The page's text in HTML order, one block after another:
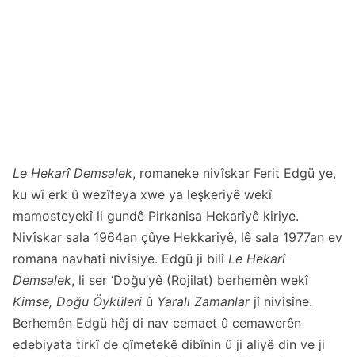
Le Hekarî Demsalek, romaneke nivîskar Ferit Edgü ye,
ku wî erk û wezîfeya xwe ya leşkeriyê wekî
mamosteyekî li gundê Pirkanisa Hekarîyê kiriye.
Nivîskar sala 1964an çûye Hekkariyê, lê sala 1977an ev
romana navhatî nivîsiye. Edgü ji bilî Le Hekarî
Demsalek, li ser ‘Doğu’yê (Rojilat) berhemên wekî
Kimse, Doğu Öyküleri û Yaralı Zamanlar jî nivîsîne.
Berhemên Edgü hêj di nav cemaet û cemawerên
edebiyata tirkî de qîmetekê dibînin û ji aliyê din ve ji